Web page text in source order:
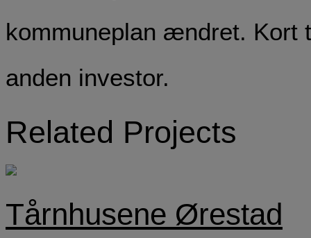
kommuneplan ændret. Kort
anden investor.
Related Projects
Tårnhusene Ørestad